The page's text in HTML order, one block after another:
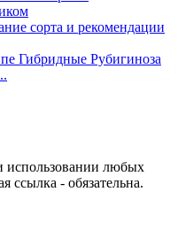
сорта и рекомендации
Гибридные Рубигиноза
использовании любых
ссылка - обязательна.